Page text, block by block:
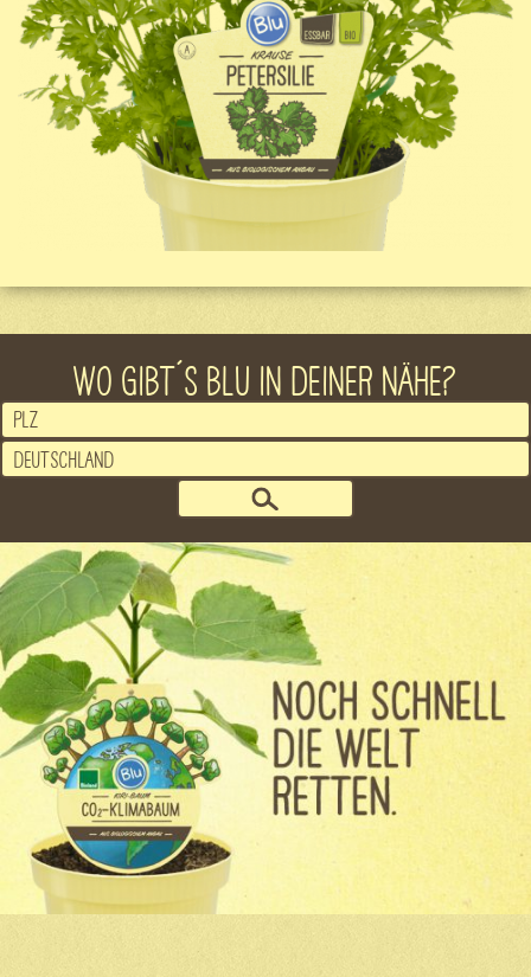
WO GIBT´S BLU IN DEINER NÄHE?